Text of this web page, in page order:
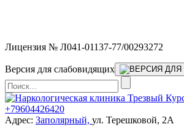
Лицензия № Л041-01137-77/00293272
Версия для слабовидящих
+79604426420
Адрес: Заполярный, ул. Терешковой, 2А